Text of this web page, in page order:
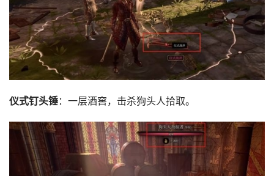
仪式钉头锤：一层酒窖，击杀狗头人拾取。